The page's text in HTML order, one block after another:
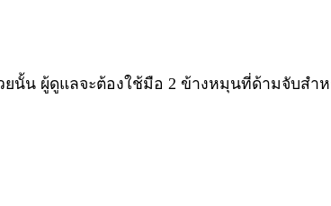
ยนั้น ผู้ดูแลจะต้องใช้มือ 2 ข้างหมุนที่ด้ามจับส